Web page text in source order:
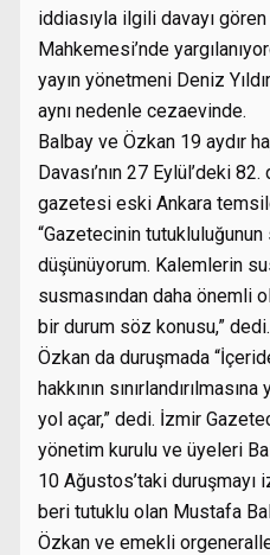
iddiasıyla ilgili davayı
Mahkemesi’nde
yayın yönetmeni Deniz
aynı nedenle cezaevinde.
Balbay ve Özkan 19 aydır
Davası’nın 27 Eylül’deki
gazetesi eski Ankara
“Gazetecinin
düşünüyorum. Kalemlerin
susmasından daha önemli
bir durum söz konusu,” dedi.
Özkan da duruşmada
hakkının
yol açar,” dedi. İzmir
yönetim kurulu ve üyeleri
10 Ağustos’taki duruşmayı
beri tutuklu olan Mustafa
Özkan ve emekli